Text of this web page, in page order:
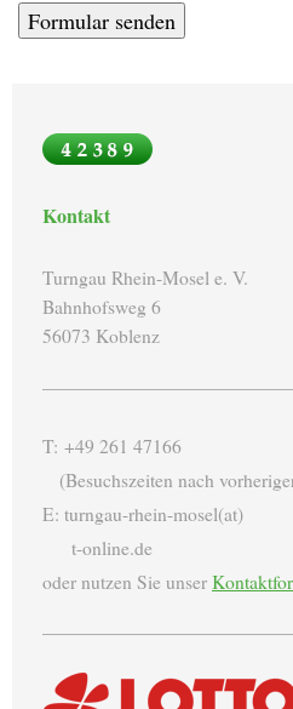
Kontakt
Turngau Rhein-Mosel e. V.
Bahnhofsweg 6
56073 Koblenz
T: +49 261 47166
(Besuchszeiten nach
E: turngau-rhein-mosel(at)
t-online.de
oder nutzen Sie unser